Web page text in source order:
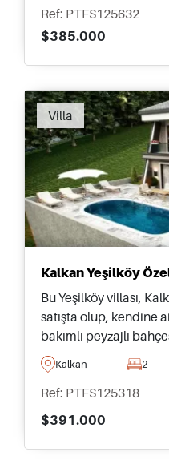
Ref: PTFS125632
$385.000
Villa
Kalkan Yeşilköy
Bu Yeşilköy villası,
satışta olup, kendine
bakımlı peyzajlı
dışarıda rahatça
Kalkan 2
Ref: PTFS125318
$391.000